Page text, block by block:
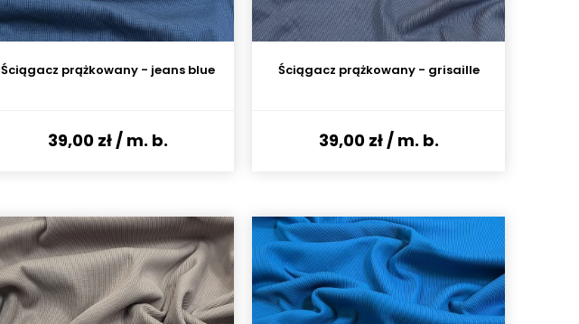
Ściągacz prążkowany - jeans blue
39,00 zł/ m. b.
Ściągacz prążkowany - grisaille
39,00 zł/ m. b.